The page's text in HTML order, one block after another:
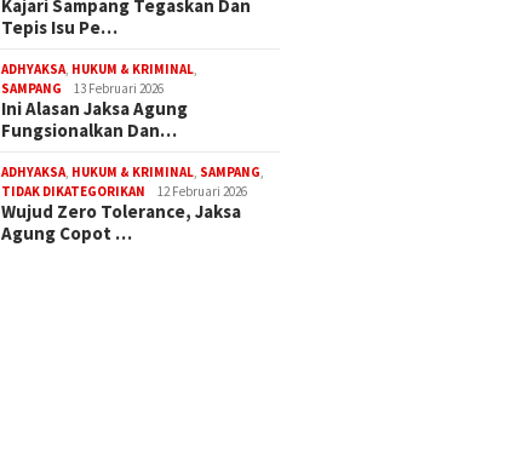
Kajari Sampang Tegaskan Dan
Tepis Isu Pe…
ADHYAKSA, HUKUM & KRIMINAL,
SAMPANG
13 Februari 2026
Ini Alasan Jaksa Agung
Fungsionalkan Dan…
ADHYAKSA, HUKUM & KRIMINAL, SAMPANG,
TIDAK DIKATEGORIKAN
12 Februari 2026
Wujud Zero Tolerance, Jaksa
Agung Copot …